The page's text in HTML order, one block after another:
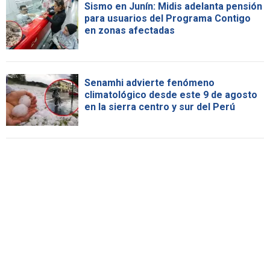
Sismo en Junín: Midis adelanta pensión
para usuarios del Programa Contigo
en zonas afectadas
Senamhi advierte fenómeno
climatológico desde este 9 de agosto
en la sierra centro y sur del Perú